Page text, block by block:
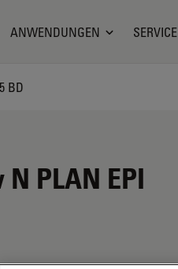
ANWENDUNGEN SERVICE
BD
PLAN EPI